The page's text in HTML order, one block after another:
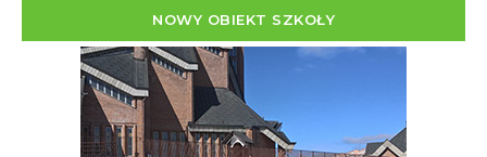
NOWY OBIEKT SZKOŁY